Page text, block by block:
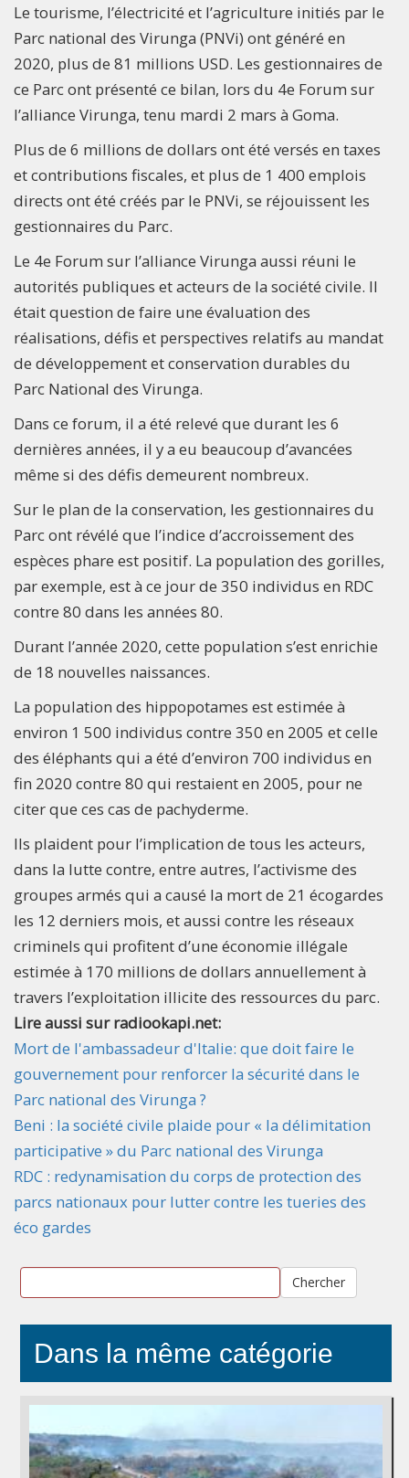
Le tourisme, l’électricité et l’agriculture initiés par le
Parc national des Virunga (PNVi) ont généré en
2020, plus de 81 millions USD. Les gestionnaires de
ce Parc ont présenté ce bilan, lors du 4e Forum sur
l’alliance Virunga, tenu mardi 2 mars à Goma.
Plus de 6 millions de dollars ont été versés en taxes
et contributions fiscales, et plus de 1 400 emplois
directs ont été créés par le PNVi, se réjouissent les
gestionnaires du Parc.
Le 4e Forum sur l’alliance Virunga aussi réuni le
autorités publiques et acteurs de la société civile. Il
était question de faire une évaluation des
réalisations, défis et perspectives relatifs au mandat
de développement et conservation durables du
Parc National des Virunga.
Dans ce forum, il a été relevé que durant les 6
dernières années, il y a eu beaucoup d’avancées
même si des défis demeurent nombreux.
Sur le plan de la conservation, les gestionnaires du
Parc ont révélé que l’indice d’accroissement des
espèces phare est positif. La population des gorilles,
par exemple, est à ce jour de 350 individus en RDC
contre 80 dans les années 80.
Durant l’année 2020, cette population s’est enrichie
de 18 nouvelles naissances.
La population des hippopotames est estimée à
environ 1 500 individus contre 350 en 2005 et celle
des éléphants qui a été d’environ 700 individus en
fin 2020 contre 80 qui restaient en 2005, pour ne
citer que ces cas de pachyderme.
Ils plaident pour l’implication de tous les acteurs,
dans la lutte contre, entre autres, l’activisme des
groupes armés qui a causé la mort de 21 écogardes
les 12 derniers mois, et aussi contre les réseaux
criminels qui profitent d’une économie illégale
estimée à 170 millions de dollars annuellement à
travers l’exploitation illicite des ressources du parc.
Lire aussi sur radiookapi.net:
Mort de l'ambassadeur d'Italie: que doit faire le
gouvernement pour renforcer la sécurité dans le
Parc national des Virunga ?
Beni : la société civile plaide pour « la délimitation
participative » du Parc national des Virunga
RDC : redynamisation du corps de protection des
parcs nationaux pour lutter contre les tueries des
éco gardes
Chercher
Dans la même catégorie